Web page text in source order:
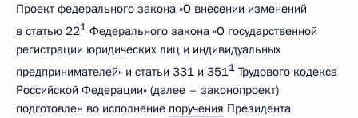
Проект федерального закона «О внесении изменений
в статью 221 Федерального закона «О государственной
регистрации юридических лиц и индивидуальных
предпринимателей» и статьи 331 и 3511 Трудового кодекса
Российской Федерации» (далее – законопроект)
подготовлен во исполнение поручения Президента